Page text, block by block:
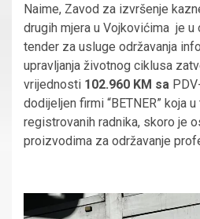
Naime, Zavod za izvršenje
drugih mjera u Vojkovićima je u
tender za usluge održavanja
upravljanja životnog ciklusa
vrijednosti 102.960 KM sa
dodijeljen firmi “BETNER” koja
registrovanih radnika, skoro je
proizvodima za održavanje